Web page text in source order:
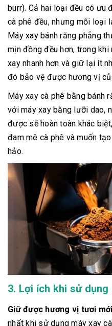
burr). Cả hai loại đều có ưu
cà phê đều, nhưng mỗi loại
Máy xay bánh răng phẳng
mịn đồng đều hơn, trong
xay nhanh hơn và giữ lại ít
đó bảo vệ được hương vị
Máy xay cà phê bằng bánh
với máy xay bằng lưỡi dao,
được sẽ hoàn toàn khác
đam mê cà phê và muốn
hảo.
3. Lợi ích khi sử dụng
Giữ được hương vị tươi
nhất khi sử dụng máy xay